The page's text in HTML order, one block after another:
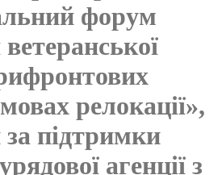
форум
ветеранської
релокації»,
підтримки
агенції з